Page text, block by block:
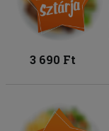
3 690 Ft